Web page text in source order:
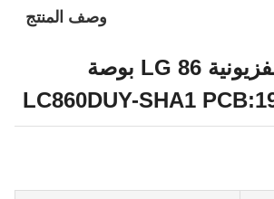
وصف المنتج
لوحة عرض تلفزيونية LG 86 بوصة
LC860DUY-SHA1